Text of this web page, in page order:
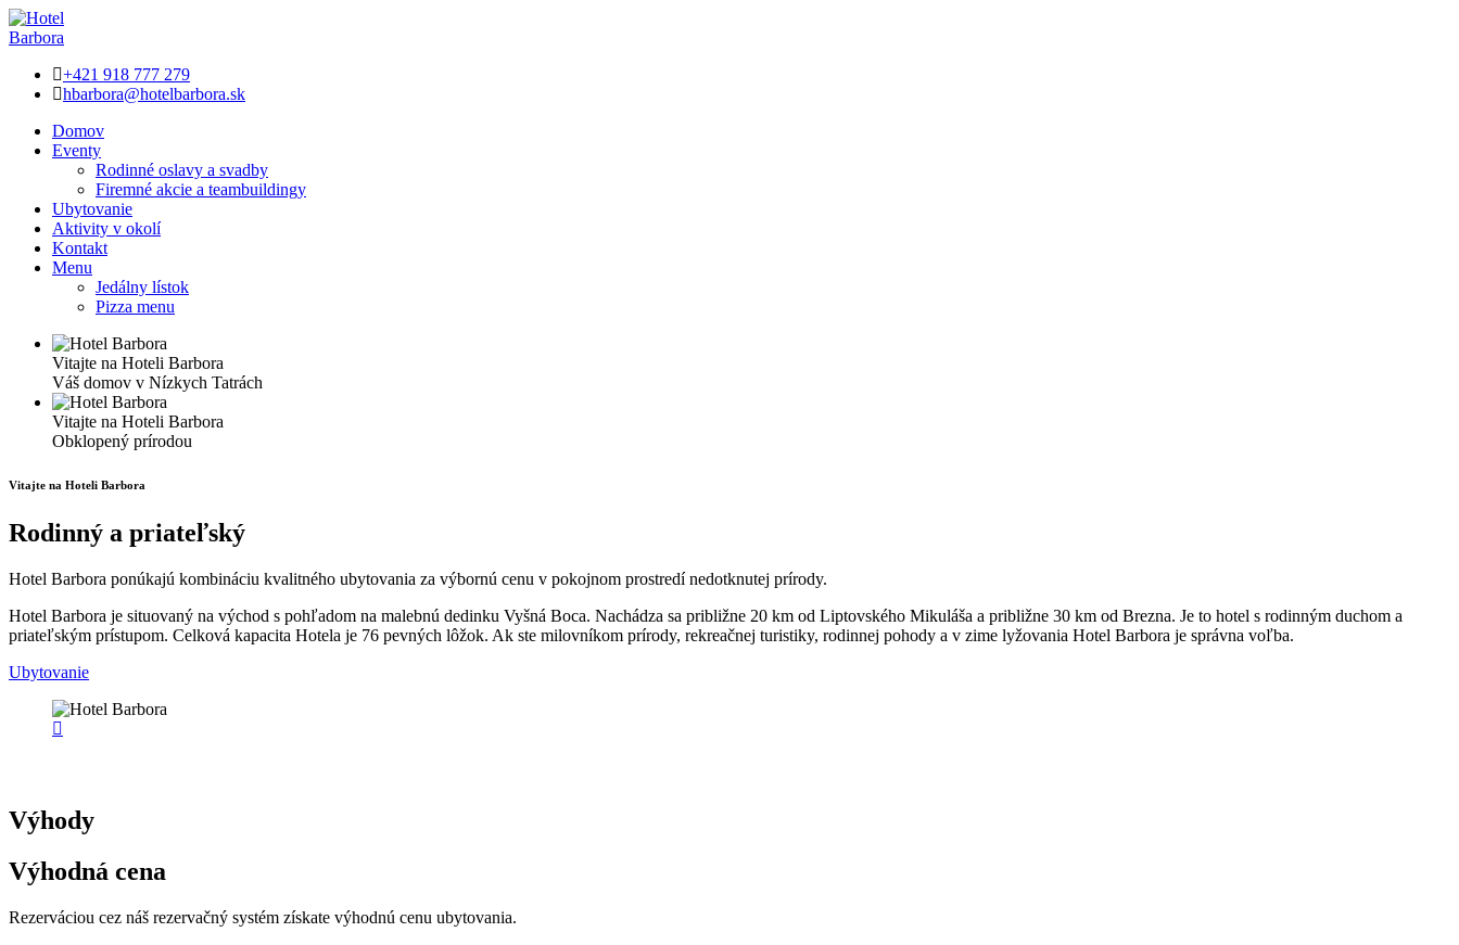
+421 918 777 279
hbarbora@hotelbarbora.sk
Domov
Eventy
Rodinné oslavy a svadby
Firemné akcie a teambuildingy
Ubytovanie
Aktivity v okolí
Kontakt
Menu
Jedálny lístok
Pizza menu
Vitajte na Hoteli Barbora
Váš domov v Nízkych Tatrách
Vitajte na Hoteli Barbora
Obklopený prírodou
Vitajte na Hoteli Barbora
Rodinný a priateľský
Hotel Barbora ponúkajú kombináciu kvalitného ubytovania za výbornú cenu v pokojnom prostredí nedotknutej prírody.
Hotel Barbora je situovaný na východ s pohľadom na malebnú dedinku Vyšná Boca. Nachádza sa približne 20 km od Liptovského Mikuláša a približne 30 km od Brezna. Je to hotel s rodinným duchom a
priateľským prístupom. Celková kapacita Hotela je 76 pevných lôžok. Ak ste milovníkom prírody, rekreačnej turistiky, rodinnej pohody a v zime lyžovania Hotel Barbora je správna voľba.
Ubytovanie
Výhody
Výhodná cena
Rezerváciou cez náš rezervačný systém získate výhodnú cenu ubytovania.